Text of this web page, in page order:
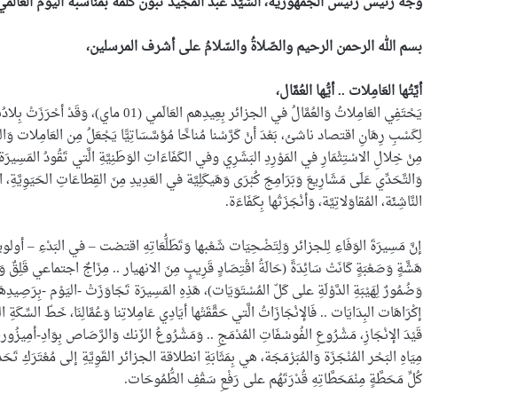
بسم الله الرحمن الرحيم والصّلاةُ والسّلامُ على أشرف المرسلين،
أيَّتُها العَامِلات .. أيُّها العُمَّال،
يَحْتَفِي العَامِلاتُ وَالعُمَّالُ في الجزائر
لِكَسْبِ رِهَانِ اقتصاد ناشئ، بَعْدَ أنْ كَرَّسْنا مُناخًا مُؤسَّسَاتِيًّا يَجْعَلُ مِن العَامِلات
مِنْ خِلالِ الاسْتِثْمَارِ في المَوْرِدِ البَشَرِي وفي الكَفَاءَاتِ الوَطَنِيَّةِ الَّتي تَقُودُ
وَالتَّحَدِّي عَلَى مَشَارِيعَ وَبَرَامِجَ كُبْرَى وَهَيكَلِيَّة في العَدِيدِ مِنَ القِطاعَاتِ الحَيَوِيَّةِ،
النَّاشِئَة، المُقاوَلاتِيَّة، وَأنْجَزَتْها بِكَفَاءَة.
إنَّ مَسِيرَةَ الوَفَاءِ لِلجزائر وَلِتَضْحِيَات شَعْبها وَتَطَلُّعَاتِهِ اقتضت – في البَدْءِ –
هَشَّةٍ وَصَعْبَةٍ كَانَتْ سَائِدَةً (حَالَةُ اقْتِصَادٍ قَرِيبٍ مِنَ الانهيار .. مِزَاجٌ اجتماعي قَلِقٌ
وَضُمُورٌ لِهَيْبَةِ الدَّوْلَةِ على كَلّ المُسْتَوَيَات)، هَذِهِ المَسِيرَة تَجَاوَزَتْ -اليَوْم -
إكْرَاهَات البِدَايَات .. فَالإنْجَازَاتُ الَّتي حَقَّقَتْها أيَادِي عَامِلاتِنا وَعُمَّالِنَا، خَطّ
قَيْدَ الإنْجَازِ، مَشْرُوعِ الفُوسْفَاتِ المُدْمَجِ .. وَمَشْرُوعُ الزّنك وَالرَّصَاص بِوَادِ-
مِيَاهِ البَحْر المُنْجَزَة وَالمُبَرْمَجَة، هي بِمَثَابَةِ انطلاقة الجزائر القَوِيَّةِ إلى
كُلِّ مَحَطَّةٍ مِنْمَحَطَّاتِهِ قُدْرَتَهُم على رَفْعِ سَقْفِ الطُّمُوحَات.